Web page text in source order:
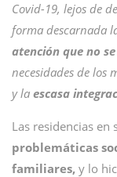
Covid-19, lejos de
forma descarnada
atención que no
necesidades de los
y la escasa
Las residencias en
problemáticas
familiares, y lo